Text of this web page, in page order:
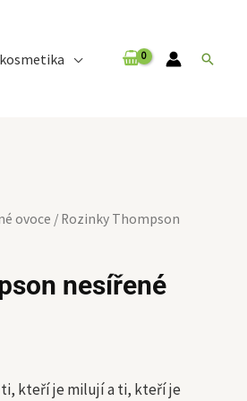
Hledat
ovoce / Rozinky Thompson
nesířené
ti, kteří je milují a ti, kteří je